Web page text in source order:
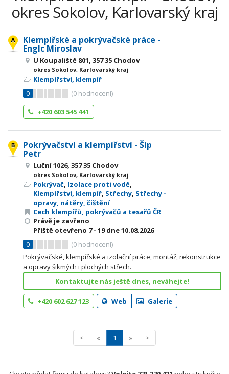
okres Sokolov, Karlovarský kraj
Klempířské a pokrývačské práce -
Englc Miroslav
U Koupaliště 801, 357 35 Chodov
okres Sokolov, Karlovarský kraj
Klempířství, klempíř
0
(0 hodnocení)
+420 603 545 441
Pokrývačství a klempířství - Šíp
Petr
Luční 1026, 357 35 Chodov
okres Sokolov, Karlovarský kraj
Pokrývač, Izolace proti vodě,
Klempířství, klempíř, Střechy, Střechy -
opravy, nátěry, čištění
Cech klempířů, pokrývačů a tesařů ČR
Právě je zavřeno
Příště otevřeno 7 - 19dne 10.08.2026
0
(0 hodnocení)
Pokrývačské, klempířské a izolační práce, montáž, rekonstrukce
a opravy šikmých i plochých střech.
Kontaktujte nás ještě dnes, neváhejte!
+420 602 627 123 Web Galerie
< « 1 » >